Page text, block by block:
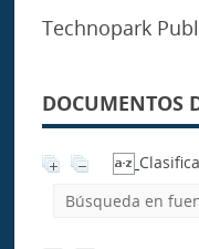
Technopark
DOCUMENTOS
Búsqueda en